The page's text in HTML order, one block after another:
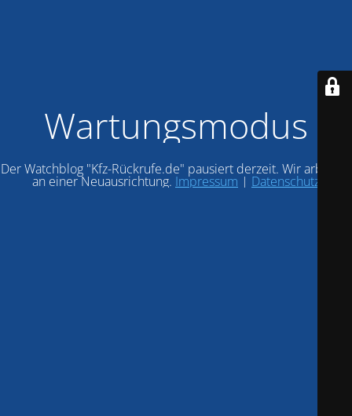
Wartungsmodus
Der Watchblog "Kfz-Rückrufe.de" pausiert derzeit. Wir arbeiten
an einer Neuausrichtung. Impressum | Datenschutz